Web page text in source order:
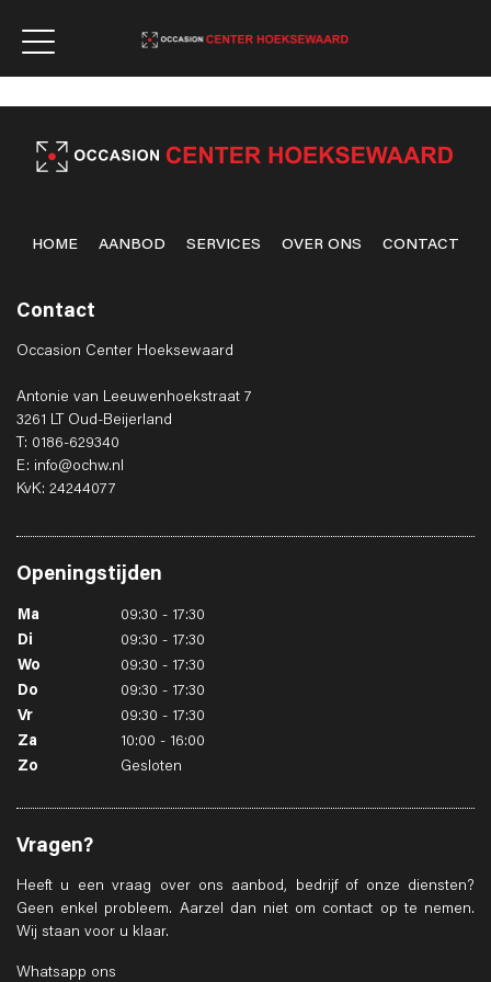
HOME AANBOD SERVICES OVER ONS CONTACT
Contact
Occasion Center Hoeksewaard
Antonie van Leeuwenhoekstraat 7
3261 LT Oud-Beijerland
T: 0186-629340
E: info@ochw.nl
KvK: 24244077
Openingstijden
Ma
09:30 - 17:30
Di
09:30 - 17:30
Wo
09:30 - 17:30
Do
09:30 - 17:30
Vr
09:30 - 17:30
Za
10:00 - 16:00
Zo
Gesloten
Vragen?
Heeft u een vraag over ons aanbod, bedrijf of onze diensten?
Geen enkel probleem. Aarzel dan niet om contact op te nemen.
Wij staan voor u klaar.
Whatsapp ons